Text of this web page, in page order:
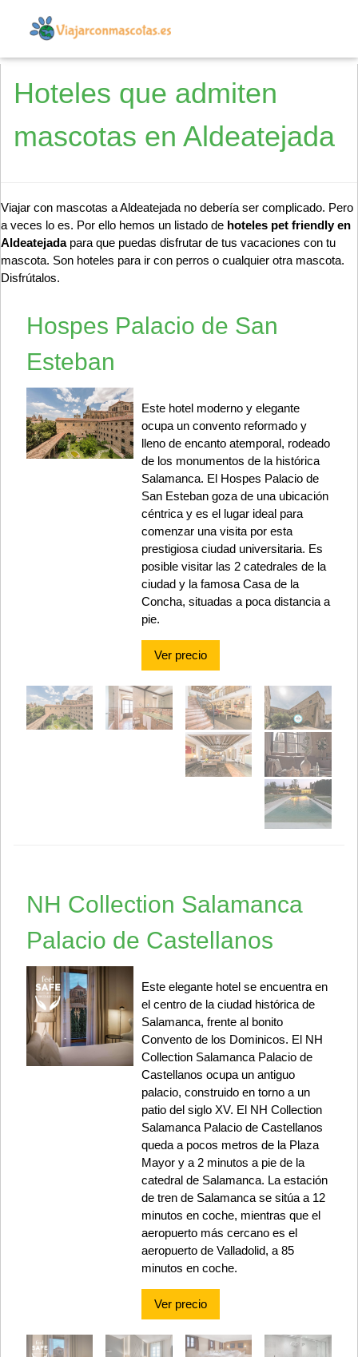
Hoteles que admiten
mascotas en Aldeatejada
Viajar con mascotas a Aldeatejada no debería ser complicado. Pero
a veces lo es. Por ello hemos un listado de hoteles pet friendly en
Aldeatejadapara que puedas disfrutar de tus vacaciones con tu
mascota. Son hoteles para ir con perros o cualquier otra mascota.
Disfrútalos.
Hospes Palacio de San
Esteban
Este hotel moderno y elegante
ocupa un convento reformado y
lleno de encanto atemporal, rodeado
de los monumentos de la histórica
Salamanca. El Hospes Palacio de
San Esteban goza de una ubicación
céntrica y es el lugar ideal para
comenzar una visita por esta
prestigiosa ciudad universitaria. Es
posible visitar las 2 catedrales de la
ciudad y la famosa Casa de la
Concha, situadas a poca distancia a
pie.
Ver precio
NH Collection Salamanca
Palacio de Castellanos
Este elegante hotel se encuentra en
el centro de la ciudad histórica de
Salamanca, frente al bonito
Convento de los Dominicos. El NH
Collection Salamanca Palacio de
Castellanos ocupa un antiguo
palacio, construido en torno a un
patio del siglo XV. El NH Collection
Salamanca Palacio de Castellanos
queda a pocos metros de la Plaza
Mayor y a 2 minutos a pie de la
catedral de Salamanca. La estación
de tren de Salamanca se sitúa a 12
minutos en coche, mientras que el
aeropuerto más cercano es el
aeropuerto de Valladolid, a 85
minutos en coche.
Ver precio